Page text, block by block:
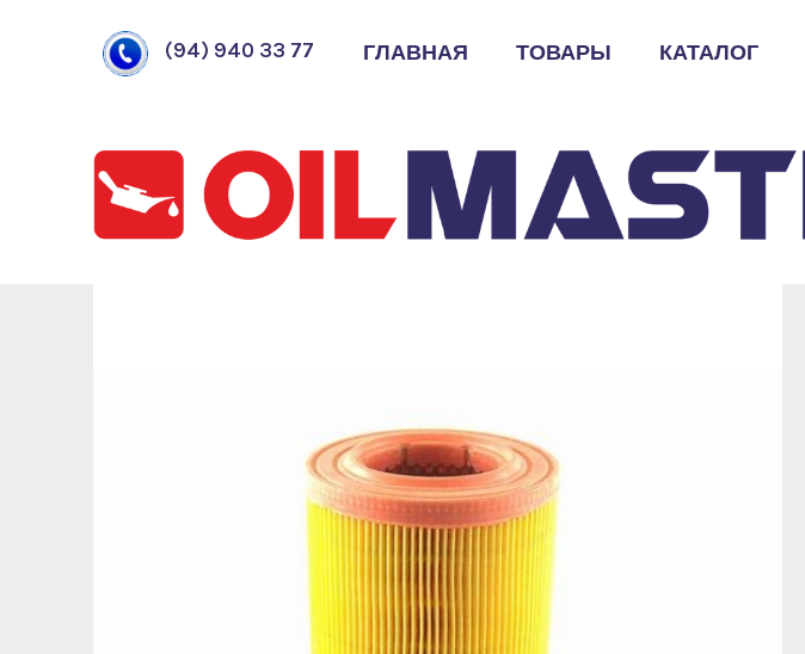
(94) 940 33 77 ГЛАВНАЯ ТОВАРЫ КАТАЛОГ